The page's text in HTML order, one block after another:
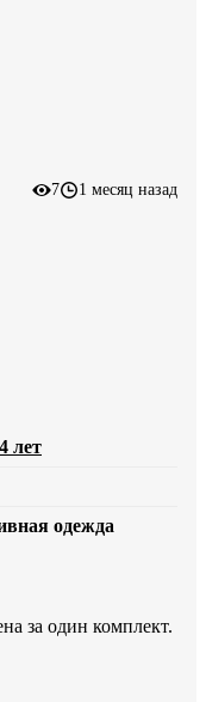
7 1 месяц назад
лет
одежда
за один комплект.